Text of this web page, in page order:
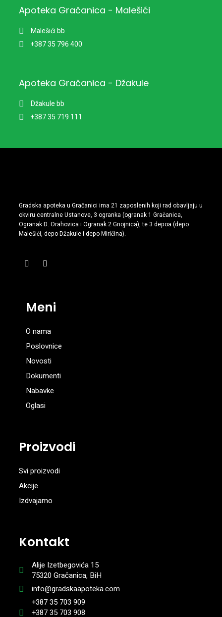
Apoteka Gračanica - Malešići
Malešići bb
+387 35 796 400
Apoteka Gračanica - Džakule
Džakule bb
+387 35 719 111
Gradska apoteka u Gračanici ima 21 zaposlenih koji rad obavljaju u
okviru centralne Ustanove, 3 ogranka (ogranak 1 Gračanica,
Ogranak D. Orahovica i Ogranak 2 Gnojnica), te 3 depoa (depo
Malešići, depo Džakule i depo Miričina).
Meni
O nama
Poslovnice
Novosti
Dokumenti
Nabavke
Oglasi
Proizvodi
Svi proizvodi
Akcije
Izdvajamo
Kontakt
Alije Izetbegovića 15
75320 Gračanica, BiH
info@gradskaapoteka.com
+387 35 703 909
+387 35 703 908